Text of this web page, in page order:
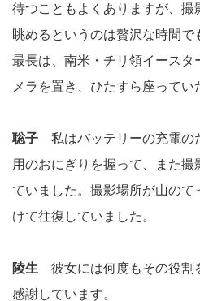
待つこともよくありますが、
眺めるというのは贅沢な時間
最長は、南米・チリ領イースタ
メラを置き、ひたすら座ってい
聡子 私はバッテリーの充電の
用のおにぎりを握って、また撮
ていました。撮影場所が山の
けて往復していました。
陵生 彼女には何度もその役割
感謝しています。